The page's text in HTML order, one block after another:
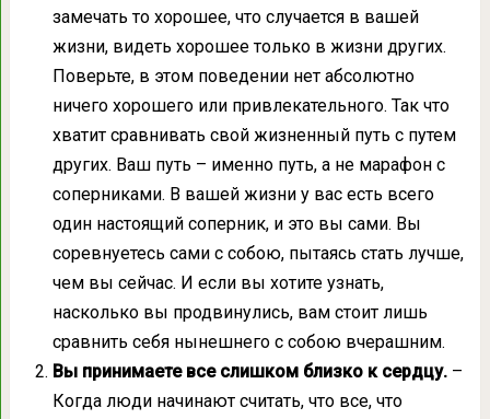
замечать то хорошее, что случается в вашей
жизни, видеть хорошее только в жизни других.
Поверьте, в этом поведении нет абсолютно
ничего хорошего или привлекательного. Так что
хватит сравнивать свой жизненный путь с путем
других. Ваш путь – именно путь, а не марафон с
соперниками. В вашей жизни у вас есть всего
один настоящий соперник, и это вы сами. Вы
соревнуетесь сами с собою, пытаясь стать лучше,
чем вы сейчас. И если вы хотите узнать,
насколько вы продвинулись, вам стоит лишь
сравнить себя нынешнего с собою вчерашним.
Вы принимаете все слишком близко к сердцу.–
Когда люди начинают считать, что все, что